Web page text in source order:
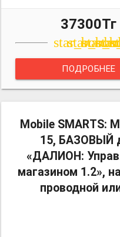
37300Тг
star_border
ПОДРОБНЕЕ
Mobile SMARTS:
15, БАЗОВЫЙ
«ДАЛИОН:
магазином 1.2»,
проводной